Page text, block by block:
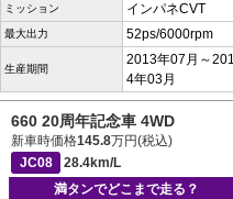
ミッション インパネCVT
最大出力 52ps/6000rpm
生産期間
2013年07月～201
4年03月
660 20周年記念車 4WD
新車時価格145.8万円(税込)
JC08
28.4km/L
満タンでどこまで走る？